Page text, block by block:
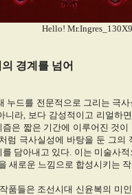
Hello!
경계를 넘어
누드를 전문적으로 그리는 극
니라, 보다 감성적이고 리얼하
즘은 짧은 기간에 이루어진 것
럼 극사실성에 바탕을 둔 그
담아내고 있다. 이는 미술사
새로운 느낌으로 합성시키는
품들은 조선시대 신윤복의 미